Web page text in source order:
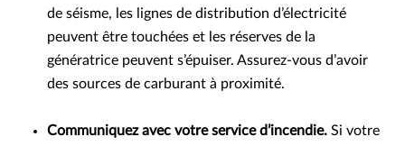
de séisme, les lignes de distribution d’électricité
peuvent être touchées et les réserves de la
génératrice peuvent s’épuiser. Assurez-vous d’avoir
des sources de carburant à proximité.
Communiquez avec votre service d’incendie. Si votre